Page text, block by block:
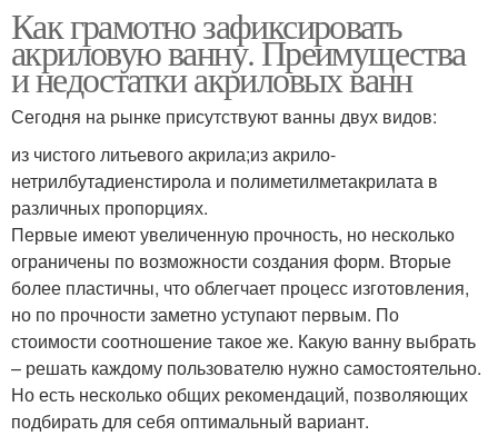
Как грамотно зафиксировать
акриловую ванну. Преимущества
и недостатки акриловых ванн
Сегодня на рынке присутствуют ванны двух видов:
из чистого литьевого акрила;из акрило-
нетрилбутадиенстирола и полиметилметакрилата в
различных пропорциях.
Первые имеют увеличенную прочность, но несколько
ограничены по возможности создания форм. Вторые
более пластичны, что облегчает процесс изготовления,
но по прочности заметно уступают первым. По
стоимости соотношение такое же. Какую ванну выбрать
– решать каждому пользователю нужно самостоятельно.
Но есть несколько общих рекомендаций, позволяющих
подбирать для себя оптимальный вариант.